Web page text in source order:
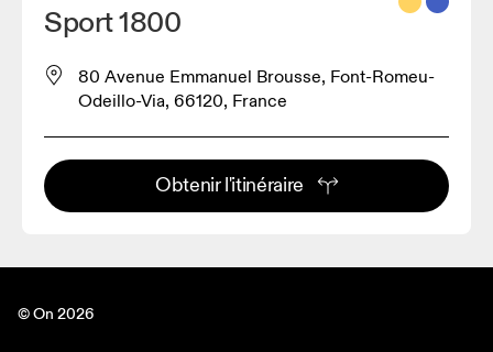
Sport 1800
80 Avenue Emmanuel Brousse, Font-Romeu-
Odeillo-Via, 66120, France
Obtenir l'itinéraire
© On 2026